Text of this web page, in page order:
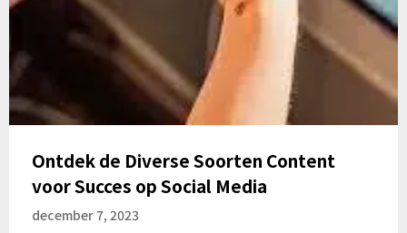
Ontdek de Diverse Soorten Content
voor Succes op Social Media
december 7, 2023